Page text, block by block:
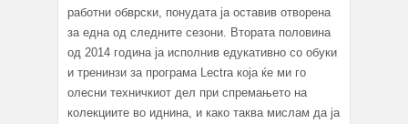
работни обврски, понудата ја оставив отворена
за една од следните сезони. Втората половина
од 2014 година ја исполнив едукативно со обуки
и тренинзи за програма Lectra која ќе ми го
олесни техничкиот дел при спремањето на
колекциите во иднина, и како таква мислам да ја